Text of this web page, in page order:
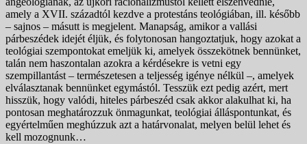
amely a XVII. századtól kezdve a protestáns teológiában, ill. később
– sajnos – másutt is megjelent. Manapság, amikor a vallási
párbeszédek idejét éljük, és folytonosan hangoztatjuk, hogy azokat a
teológiai szempontokat emeljük ki, amelyek összekötnek bennünket,
talán nem haszontalan azokra a kérdésekre is vetni egy
szempillantást – természetesen a teljesség igénye nélkül –, amelyek
elválasztanak bennünket egymástól. Tesszük ezt pedig azért, mert
hisszük, hogy valódi, hiteles párbeszéd csak akkor alakulhat ki, ha
pontosan meghatározzuk önmagunkat, teológiai álláspontunkat, és
egyértelműen meghúzzuk azt a határvonalat, melyen belül lehet és
kell mozognunk…